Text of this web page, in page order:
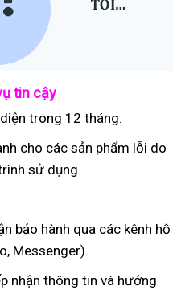
tin cậy
trong 12 tháng.
cho các sản phẩm lỗi do
sử dụng.
bảo hành qua các kênh hỗ
Messenger).
nhận thông tin và hướng